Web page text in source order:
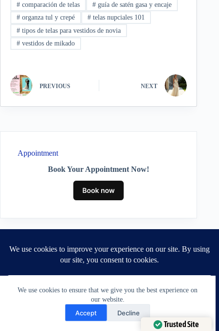
We use cookies to ensure that we give you the best experience on
our website.
Accept Decline
#comparación de telas #guía de satén gasa y encaje
#organza tul y crepé #telas nupciales 101
#tipos de telas para vestidos de novia
#vestidos de mikado
PREVIOUS NEXT
Appointment
Book Your Appointment Now!
Subscribe to Our Newsletter
WANT
MORE?
SIGN UP TO
Trusted Site
Need Help?
Open chaty